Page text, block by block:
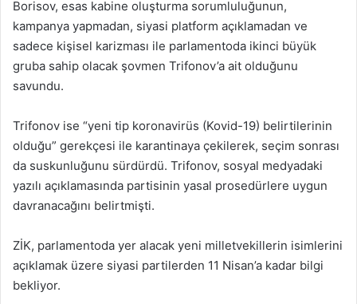
Borisov, esas kabine oluşturma sorumluluğunun,
kampanya yapmadan, siyasi platform açıklamadan ve
sadece kişisel karizması ile parlamentoda ikinci büyük
gruba sahip olacak şovmen Trifonov’a ait olduğunu
savundu.
Trifonov ise “yeni tip koronavirüs (Kovid-19) belirtilerinin
olduğu” gerekçesi ile karantinaya çekilerek, seçim sonrası
da suskunluğunu sürdürdü. Trifonov, sosyal medyadaki
yazılı açıklamasında partisinin yasal prosedürlere uygun
davranacağını belirtmişti.
ZİK, parlamentoda yer alacak yeni milletvekillerin isimlerini
açıklamak üzere siyasi partilerden 11 Nisan’a kadar bilgi
bekliyor.